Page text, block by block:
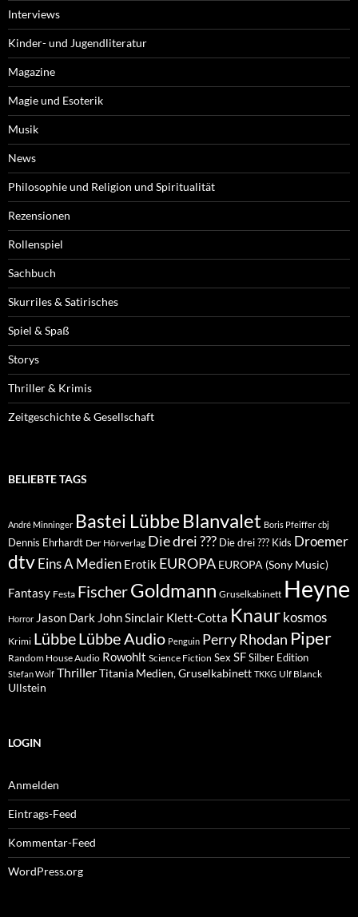
Interviews
Kinder- und Jugendliteratur
Magazine
Magie und Esoterik
Musik
News
Philosophie und Religion und Spiritualität
Rezensionen
Rollenspiel
Sachbuch
Skurriles & Satirisches
Spiel & Spaß
Storys
Thriller & Krimis
Zeitgeschichte & Gesellschaft
BELIEBTE TAGS
André Minninger Bastei Lübbe Blanvalet Boris Pfeiffer cbj
Dennis Ehrhardt Der Hörverlag Die drei ??? Die drei ??? Kids Droemer
dtvEins A Medien Erotik EUROPA EUROPA (Sony Music)
Fantasy Festa FischerGoldmann Gruselkabinett Heyne
Horror Jason Dark John Sinclair Klett-Cotta Knaur kosmos
Krimi LübbeLübbe Audio Penguin Perry Rhodan Piper
Random House Audio Rowohlt Science Fiction Sex SFSilber Edition
Stefan Wolf ThrillerTitania Medien, Gruselkabinett TKKG Ulf Blanck
Ullstein
LOGIN
Anmelden
Eintrags-Feed
Kommentar-Feed
WordPress.org